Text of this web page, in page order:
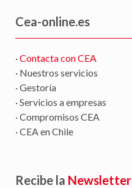
Cea-online.es
·Contacta con CEA
· Nuestros servicios
· Gestoría
· Servicios a empresas
· Compromisos CEA
· CEA en Chile
Recibe la Newsletter